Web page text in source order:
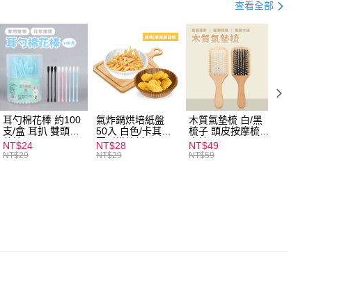
運送方式
全家取貨付款
每筆NT$60，滿NT$599(含以上)免運費
付款後全家取貨
每筆NT$60，滿NT$599(含以上)免運費
查看全部
耳勺棉花棒 約100
支/盒 耳扒 雙頭棉
花棒
NT$24
NT$29
氣炸鍋烘培紙盤
50入 白色/卡其色
圓形烘焙紙
NT$28
NT$29
木質氣墊梳 白/黑
梳子 頭皮按摩梳
木梳
NT$49
NT$59